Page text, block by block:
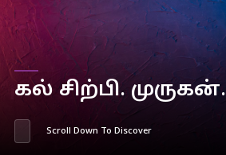
கல் சிற்பி. முருகன்.
Scroll Down To Discover